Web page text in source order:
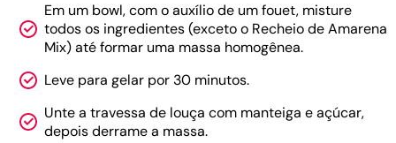
Em um bowl, com o auxílio de um fouet, misture
todos os ingredientes (exceto o Recheio de Amarena
Mix) até formar uma massa homogênea.
Leve para gelar por 30 minutos.
Unte a travessa de louça com manteiga e açúcar,
depois derrame a massa.